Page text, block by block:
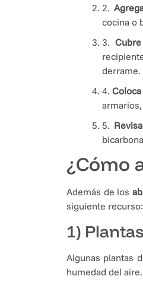
2.
cocina o
3.
derrame.
4.
5.
¿Cómo
Además de los
siguiente recurso:
1)
Algunas plantas
humedad del